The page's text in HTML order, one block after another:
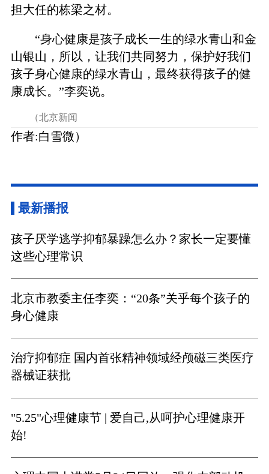
担大任的栋梁之材。
“身心健康是孩子成长一生的绿水青山和金
山银山，所以，让我们共同努力，保护好我们
孩子身心健康的绿水青山，最终获得孩子的健
康成长。”李奕说。
（北京新闻
作者:白雪微）
最新播报
孩子厌学逃学抑郁暴躁怎么办？家长一定要懂
这些心理常识
北京市教委主任李奕：“20条”关乎每个孩子的
身心健康
治疗抑郁症 国内首张精神领域经颅磁三类医疗
器械证获批
"5.25"心理健康节 | 爱自己,从呵护心理健康开
始!